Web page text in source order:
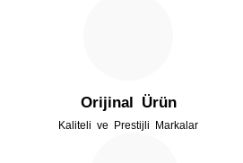
Orijinal Ürün
Kaliteli ve Prestijli Markalar